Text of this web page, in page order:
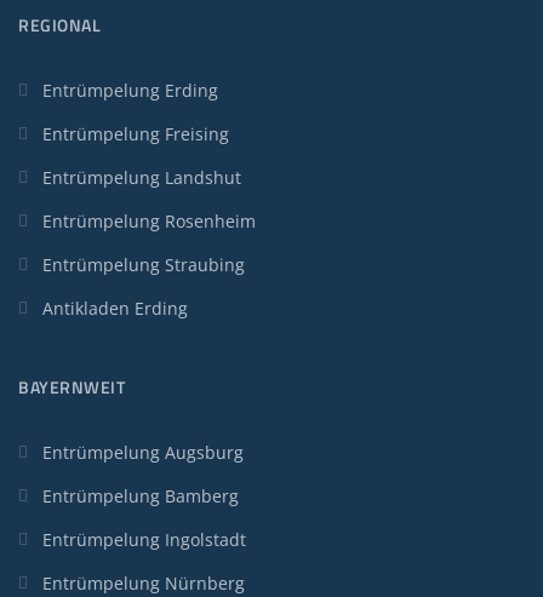
REGIONAL
Entrümpelung Erding
Entrümpelung Freising
Entrümpelung Landshut
Entrümpelung Rosenheim
Entrümpelung Straubing
Antikladen Erding
BAYERNWEIT
Entrümpelung Augsburg
Entrümpelung Bamberg
Entrümpelung Ingolstadt
Entrümpelung Nürnberg